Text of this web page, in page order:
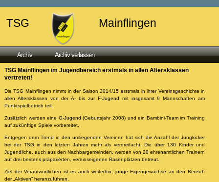
TSG Mainflingen
Archiv Archiv verlassen
TSG Mainflingen im Jugendbereich erstmals in allen Altersklassen
vertreten!
Die TSG Mainflingen nimmt in der Saison 2014/15 erstmals in ihrer Vereinsgeschichte in
allen Altersklassen von der A- bis zur F-Jugend mit insgesamt 9 Mannschaften am
Punktspielbetrieb teil.
Zusätzlich werden eine G-Jugend (Geburtsjahr 2008) und ein Bambini-Team im Training
auf zukünftige Spiele vorbereitet.
Entgegen dem Trend in den umliegenden Vereinen hat sich die Anzahl der Jungkicker
bei der TSG in den letzten Jahren mehr als verdreifacht. Die über 130 Kinder und
Jugendliche, auch aus den Nachbargemeinden, werden von 20 ehrenamtlichen Trainern
auf drei bestens präparierten, vereinseigenen Rasenplätzen betreut.
Ziel der Verantwortlichen ist es auch weiterhin, junge Eigengewächse an den Bereich
der „Aktiven“ heranzuführen.